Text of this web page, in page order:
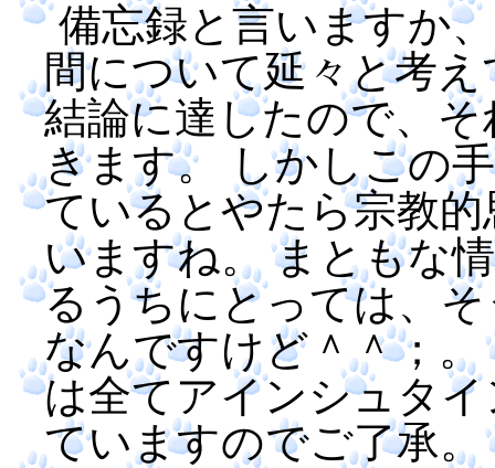
備忘録と言いますか
間について延々と考
結論に達したので、
きます。 しかしこの
ているとやたら宗教
いますね。 まともな
るうちにとっては、
なんですけど＾＾；
は全てアインシュタ
ていますのでご了承。